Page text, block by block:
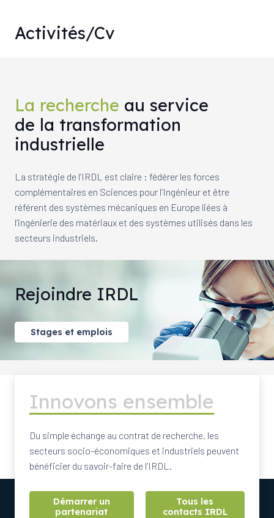
Activités/Cv
La recherche au service
de la transformation
industrielle
La stratégie de l’IRDL est claire : fédérer les forces
complémentaires en Sciences pour l’Ingénieur et être
référent des systèmes mécaniques en Europe liées à
l’ingénierie des matériaux et des systèmes utilisés dans les
secteurs industriels.
Rejoindre IRDL
Stages et emplois
Innovons ensemble
Du simple échange au contrat de recherche, les
secteurs socio-économiques et industriels peuvent
bénéficier du savoir-faire de l’IRDL.
Démarrer un
partenariat
Tous les
contacts IRDL